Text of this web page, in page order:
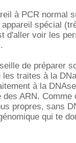
à PCR normal
spécial
d'aller voir les
de préparer
traites à la
à la
des ARN.
propres, sans
qui te